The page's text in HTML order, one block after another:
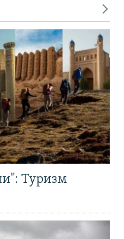
Туризм